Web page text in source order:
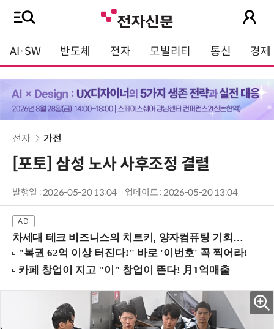
AI·SW 반도체 전자 모빌리티 통신 경제
전자 가전
[포토] 삼성 노사 사후조정 결렬
발행일 : 2026-05-20 13:04 업데이트 : 2026-05-20 13:04
차세대 테크 비즈니스의 치트키, 양자컴퓨팅 기회를 선점하라! (8/28 강남역)